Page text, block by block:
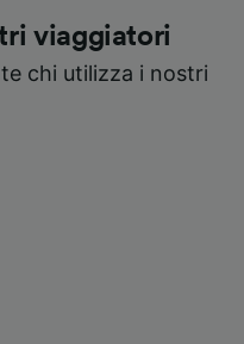
viaggiatori
chi utilizza i nostri